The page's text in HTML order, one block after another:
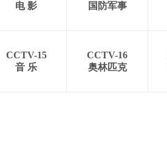
电 影
国防军事
CCTV-15
音 乐
CCTV-16
奥林匹克